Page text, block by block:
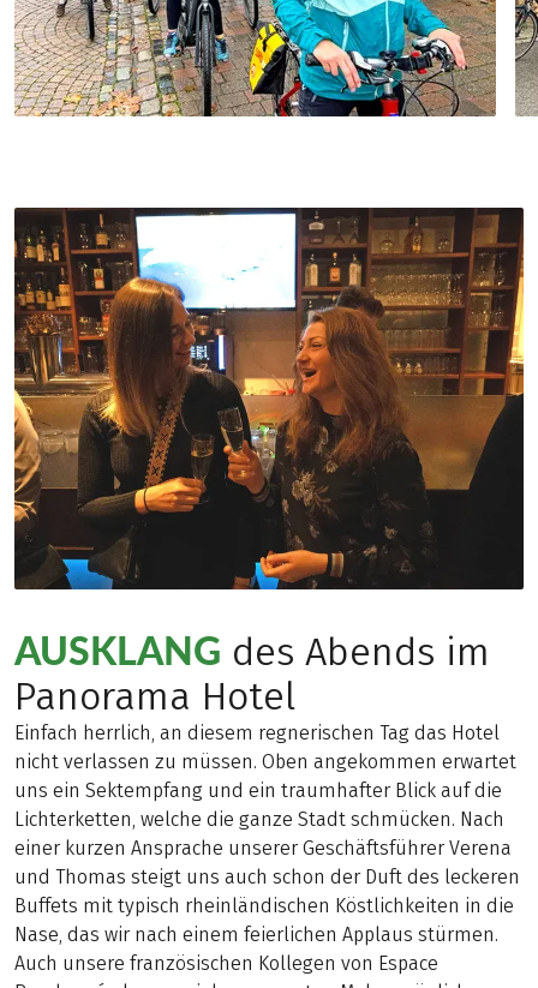
AUSKLANG des Abends im
Panorama Hotel
Einfach herrlich, an diesem regnerischen Tag das Hotel
nicht verlassen zu müssen. Oben angekommen erwartet
uns ein Sektempfang und ein traumhafter Blick auf die
Lichterketten, welche die ganze Stadt schmücken. Nach
einer kurzen Ansprache unserer Geschäftsführer Verena
und Thomas steigt uns auch schon der Duft des leckeren
Buffets mit typisch rheinländischen Köstlichkeiten in die
Nase, das wir nach einem feierlichen Applaus stürmen.
Auch unsere französischen Kollegen von Espace